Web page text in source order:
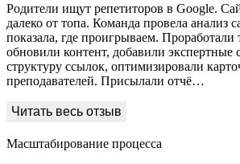
Родители ищут репетиторов в Google.
далеко от топа. Команда провела анализ
показала, где проигрываем. Проработали
обновили контент, добавили экспертные
структуру ссылок, оптимизировали
преподавателей. Присылали отчё…
Масштабирование процесса